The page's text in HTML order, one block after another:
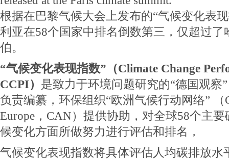
根据在巴黎气候大会上发布的“气候变化表
利亚在58个国家中排名倒数第三，仅超过
伯。
“气候变化表现指数”（Climate Change
CCPI） 是致力于环境问题研究的“德国观察
负责编纂，环保组织“欧洲气候行动网络” （
Europe，CAN）提供协助，对全球58个主
候变化方面所做努力进行评估和排名，
气候变化表现指数将具体评估人均碳排放水